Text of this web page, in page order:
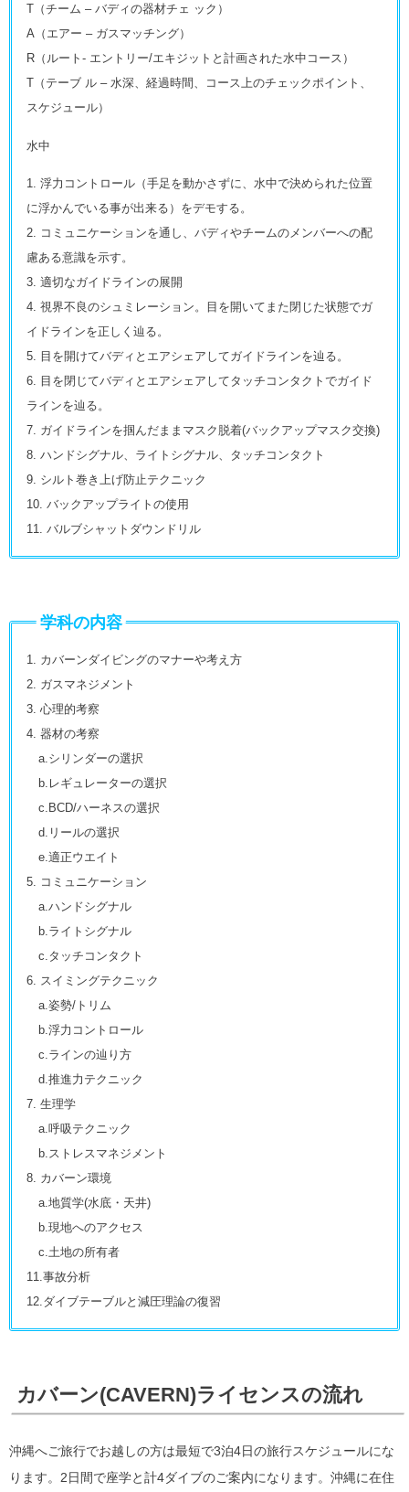
T（チーム – バディの器材チェ ック）
A（エアー – ガスマッチング）
R（ルート- エントリー/エキジットと計画された水中コース）
T（テーブ ル – 水深、経過時間、コース上のチェックポイント、
スケジュール）
水中
1. 浮力コントロール（手足を動かさずに、水中で決められた位置
に浮かんでいる事が出来る）をデモする。
2. コミュニケーションを通し、バディやチームのメンバーへの配
慮ある意識を示す。
3. 適切なガイドラインの展開
4. 視界不良のシュミレーション。目を開いてまた閉じた状態でガ
イドラインを正しく辿る。
5. 目を開けてバディとエアシェアしてガイドラインを辿る。
6. 目を閉じてバディとエアシェアしてタッチコンタクトでガイド
ラインを辿る。
7. ガイドラインを掴んだままマスク脱着(バックアップマスク交換)
8. ハンドシグナル、ライトシグナル、タッチコンタクト
9. シルト巻き上げ防止テクニック
10. バックアップライトの使用
11. バルブシャットダウンドリル
学科の内容
1. カバーンダイビングのマナーや考え方
2. ガスマネジメント
3. 心理的考察
4. 器材の考察
a.シリンダーの選択
b.レギュレーターの選択
c.BCD/ハーネスの選択
d.リールの選択
e.適正ウエイト
5. コミュニケーション
a.ハンドシグナル
b.ライトシグナル
c.タッチコンタクト
6. スイミングテクニック
a.姿勢/トリム
b.浮力コントロール
c.ラインの辿り方
d.推進力テクニック
7. 生理学
a.呼吸テクニック
b.ストレスマネジメント
8. カバーン環境
a.地質学(水底・天井)
b.現地へのアクセス
c.土地の所有者
11.事故分析
12.ダイブテーブルと減圧理論の復習
カバーン(CAVERN)ライセンスの流れ
沖縄へご旅行でお越しの方は最短で3泊4日の旅行スケジュールにな
ります。2日間で座学と計4ダイブのご案内になります。沖縄に在住